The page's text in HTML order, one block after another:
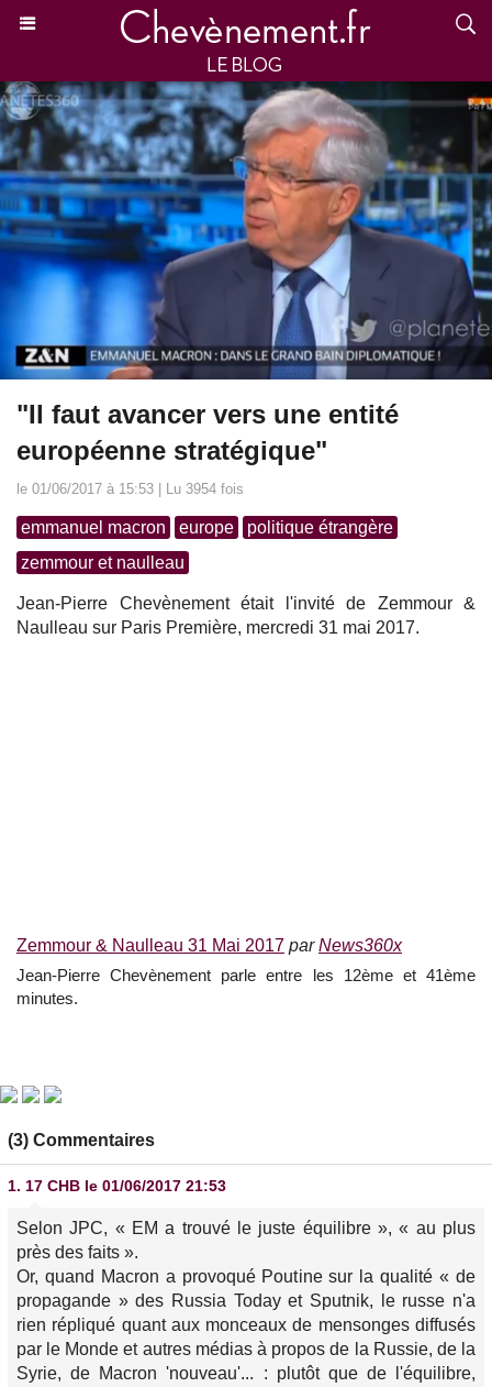
"Il faut avancer vers une entité
européenne stratégique"
le 01/06/2017 à 15:53 | Lu 3954 fois
emmanuel macron europe
politique étrangère
zemmour et naulleau
Jean-Pierre Chevènement était l'invité de Zemmour &
Naulleau sur Paris Première, mercredi 31 mai 2017.
Zemmour & Naulleau 31 Mai 2017 parNews360x
Jean-Pierre Chevènement parle entre les 12ème et 41ème
minutes.
(3) Commentaires
1. 17 CHB le 01/06/2017 21:53
Selon JPC, « EM a trouvé le juste équilibre », « au plus
près des faits ».
Or, quand Macron a provoqué Poutine sur la qualité « de
propagande » des Russia Today et Sputnik, le russe n'a
rien répliqué quant aux monceaux de mensonges diffusés
par le Monde et autres médias à propos de la Russie, de la
Syrie, de Macron 'nouveau'... : plutôt que de l'équilibre,